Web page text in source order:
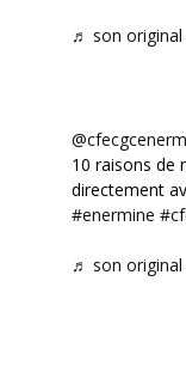
♬ son original
10 raisons de
directement
#enermine
♬ son original